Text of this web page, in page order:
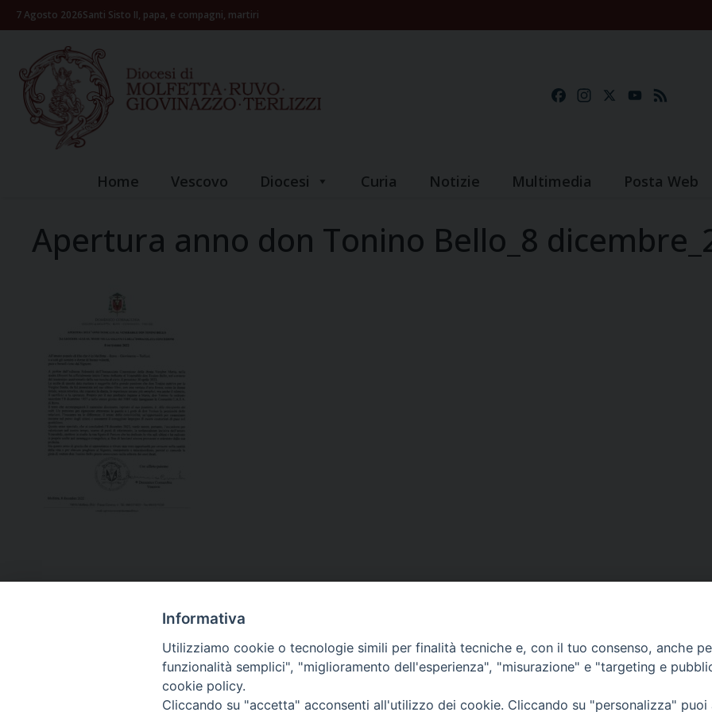
Skip7 Agosto 2026Santi Sisto II, papa, e compagni, martiri
FacebookInstagramYouTube
Home Vescovo Diocesi Curia Notizie Multimedia Posta Web
Apertura anno don Tonino Bello_8
Ufficio Comunicazioni sociali
Informativa
Utilizziamo cookie o tecnologie simili per finalità tecniche e, con il tuo consenso, anche
funzionalità semplici", "miglioramento dell'esperienza", "misurazione" e "targeting e
cookie policy.
Cliccando su "accetta" acconsenti all'utilizzo dei cookie. Cliccando su "personalizza"